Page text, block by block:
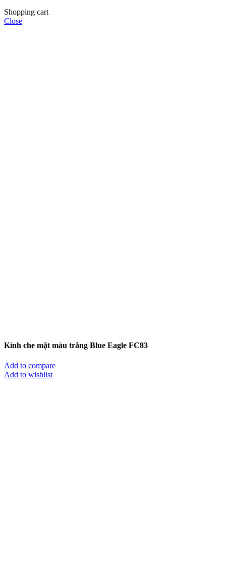
Shopping cart
Close
Kính che mặt màu trắng Blue Eagle FC83
Add to compare
Add to wishlist